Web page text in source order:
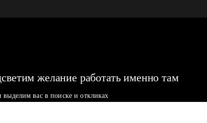
желание работать именно там
вас в поиске и откликах